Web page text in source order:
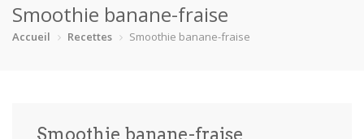
Catégories
Smoothie banane-fraise
Accueil Recettes Smoothie banane-fraise
Smoothie banane-fraise